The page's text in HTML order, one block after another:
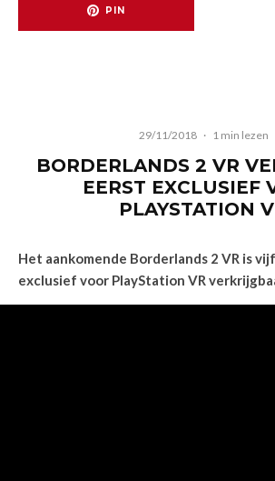
PIN
29/11/2018 · 1 min lezen
BORDERLANDS 2 VR
EERST EXCLUSIEF
PLAYSTATION
Het aankomende Borderlands 2 VR is
exclusief voor PlayStation VR